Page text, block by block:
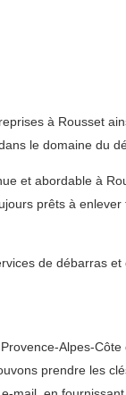
à Rousset
le domaine du
et abordable à
prêts à
de débarras
Alpes-
prendre les